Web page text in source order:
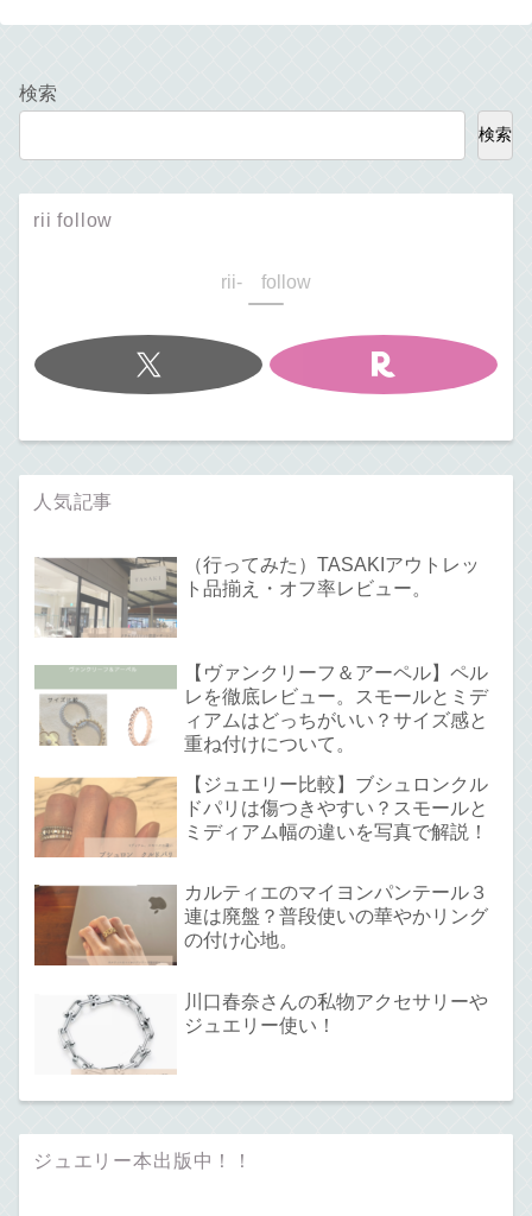
検索
検索
rii follow
rii- follow
人気記事
（行ってみた）TASAKIアウトレッ
ト品揃え・オフ率レビュー。
【ヴァンクリーフ＆アーペル】ペル
レを徹底レビュー。スモールとミデ
ィアムはどっちがいい？サイズ感と
重ね付けについて。
【ジュエリー比較】ブシュロンクル
ドパリは傷つきやすい？スモールと
ミディアム幅の違いを写真で解説！
カルティエのマイヨンパンテール３
連は廃盤？普段使いの華やかリング
の付け心地。
川口春奈さんの私物アクセサリーや
ジュエリー使い！
ジュエリー本出版中！！